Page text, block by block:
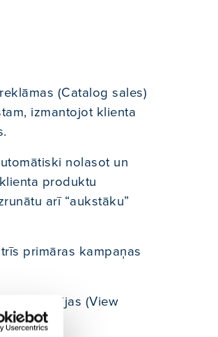
(Catalog sales)
izmantojot klienta
nolasot un
produktu
arī “aukstāku”
primāras kampaņas
(View